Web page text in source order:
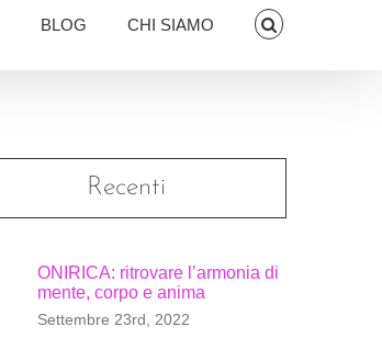
BLOG CHI SIAMO
Recenti
ONIRICA: ritrovare l’armonia di
mente, corpo e anima
Settembre 23rd, 2022